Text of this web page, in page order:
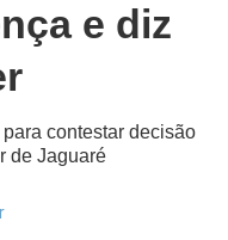
e diz
contestar decisão
de Jaguaré